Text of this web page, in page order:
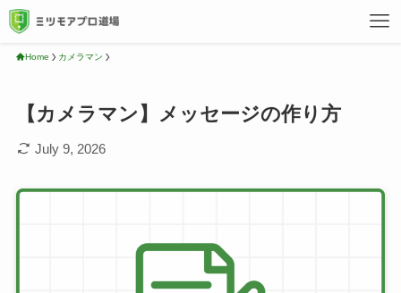
Home カメラマン
【カメラマン】メッセージの作り方
July 9, 2026